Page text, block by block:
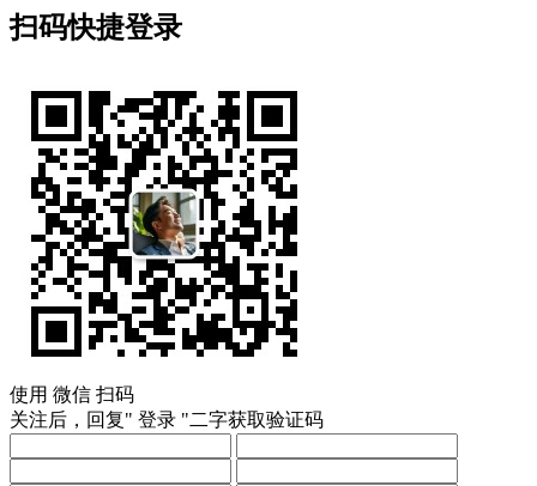
扫码快捷登录
使用 微信 扫码
关注后，回复" 登录 "二字获取验证码